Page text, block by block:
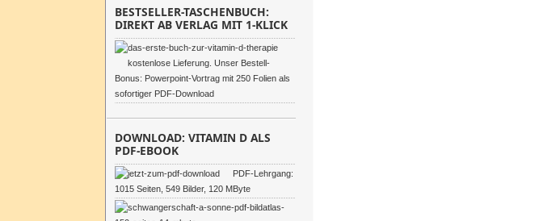
BESTSELLER-TASCHENBUCH:
DIREKT AB VERLAG MIT 1-KLICK
kostenlose Lieferung. Unser Bestell-
Bonus: Powerpoint-Vortrag mit 250 Folien als
sofortiger PDF-Download
DOWNLOAD: VITAMIN D ALS
PDF-EBOOK
PDF-Lehrgang:
1015 Seiten, 549 Bilder, 120 MByte